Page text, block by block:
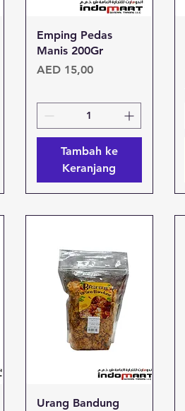
Tampilan Cepat
Emping Pedas
Manis 200Gr
Harga
AED 15,00
Tambah ke
Keranjang
Tampilan Cepat
Urang Bandung